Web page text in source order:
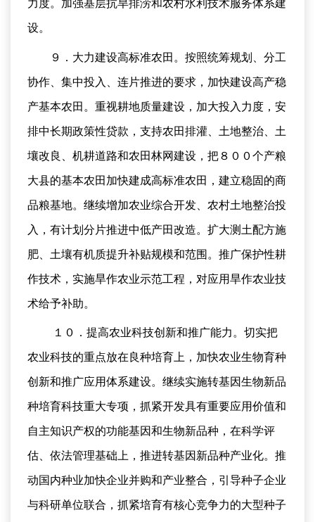
力度。加强基层抗旱排涝和农村水利技术服务体系建
设。
９．大力建设高标准农田。按照统筹规划、分工
协作、集中投入、连片推进的要求，加快建设高产稳
产基本农田。重视耕地质量建设，加大投入力度，安
排中长期政策性贷款，支持农田排灌、土地整治、土
壤改良、机耕道路和农田林网建设，把８００个产粮
大县的基本农田加快建成高标准农田，建立稳固的商
品粮基地。继续增加农业综合开发、农村土地整治投
入，有计划分片推进中低产田改造。扩大测土配方施
肥、土壤有机质提升补贴规模和范围。推广保护性耕
作技术，实施旱作农业示范工程，对应用旱作农业技
术给予补助。
１０．提高农业科技创新和推广能力。切实把
农业科技的重点放在良种培育上，加快农业生物育种
创新和推广应用体系建设。继续实施转基因生物新品
种培育科技重大专项，抓紧开发具有重要应用价值和
自主知识产权的功能基因和生物新品种，在科学评
估、依法管理基础上，推进转基因新品种产业化。推
动国内种业加快企业并购和产业整合，引导种子企业
与科研单位联合，抓紧培育有核心竞争力的大型种子